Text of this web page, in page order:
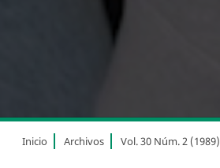
Inicio Archivos Vol. 30 Núm. 2 (1989)